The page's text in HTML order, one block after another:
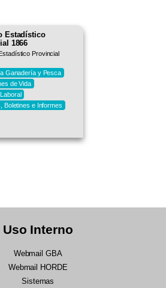
Estadístico
1866
Provincial
Ganadería y Pesca
de Vida
Boletines e Informes
Uso Interno
Webmail GBA
Webmail HORDE
Sistemas